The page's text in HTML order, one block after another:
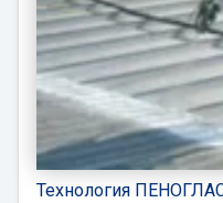
Технология